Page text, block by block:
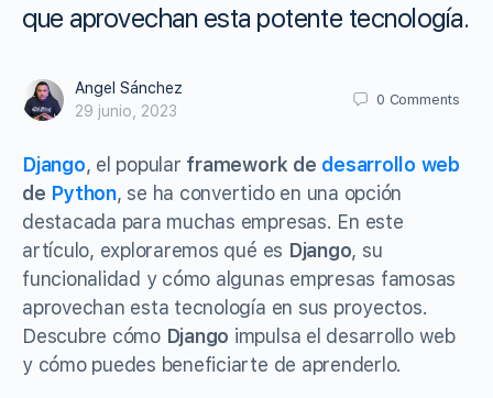
que aprovechan esta potente tecnología.
Angel Sánchez
29 junio, 2023
0 Comments
Django, el popular framework de desarrollo web
de Python, se ha convertido en una opción
destacada para muchas empresas. En este
artículo, exploraremos qué es Django, su
funcionalidad y cómo algunas empresas famosas
aprovechan esta tecnología en sus proyectos.
Descubre cómo Django impulsa el desarrollo web
y cómo puedes beneficiarte de aprenderlo.